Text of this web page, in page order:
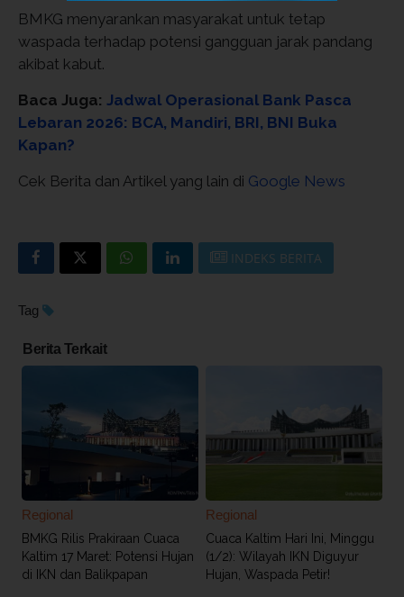
BMKG menyarankan masyarakat untuk tetap
waspada terhadap potensi gangguan jarak pandang
akibat kabut.
Baca Juga: Jadwal Operasional Bank Pasca
Lebaran 2026: BCA, Mandiri, BRI, BNI Buka
Kapan?
Cek Berita dan Artikel yang lain di Google News
INDEKS BERITA
Tag
Berita Terkait
Regional
BMKG Rilis Prakiraan Cuaca
Kaltim 17 Maret: Potensi Hujan
di IKN dan Balikpapan
Regional
Cuaca Kaltim Hari Ini, Minggu
(1/2): Wilayah IKN Diguyur
Hujan, Waspada Petir!